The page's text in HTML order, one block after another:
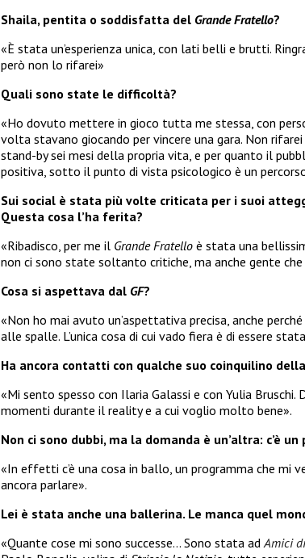
Shaila, pentita o soddisfatta del Grande Fratello?
«È stata un’esperienza unica, con lati belli e brutti.
però non lo rifarei»
Quali sono state le difficoltà?
«Ho dovuto mettere in gioco tutta me stessa, con
volta stavano giocando per vincere una gara. Non
stand-by sei mesi della propria vita, e per quanto il
positiva, sotto il punto di vista psicologico è un
Sui social è stata più volte criticata per i suoi
Questa cosa l’ha ferita?
«Ribadisco, per me il Grande Fratello è stata una
non ci sono state soltanto critiche, ma anche gente che
Cosa si aspettava dal GF?
«Non ho mai avuto un’aspettativa precisa, anche
alle spalle. L’unica cosa di cui vado fiera è di essere
Ha ancora contatti con qualche suo coinquilino
«Mi sento spesso con Ilaria Galassi e con Yulia Bruschi.
momenti durante il reality e a cui voglio molto bene».
Non ci sono dubbi, ma la domanda è un’altra: c’è
«In effetti c’è una cosa in ballo, un programma che mi
ancora parlare».
Lei è stata anche una ballerina. Le manca quel
«Quante cose mi sono successe… Sono stata adAmici